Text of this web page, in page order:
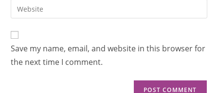
Save my name, email, and website in this browser for
the next time I comment.